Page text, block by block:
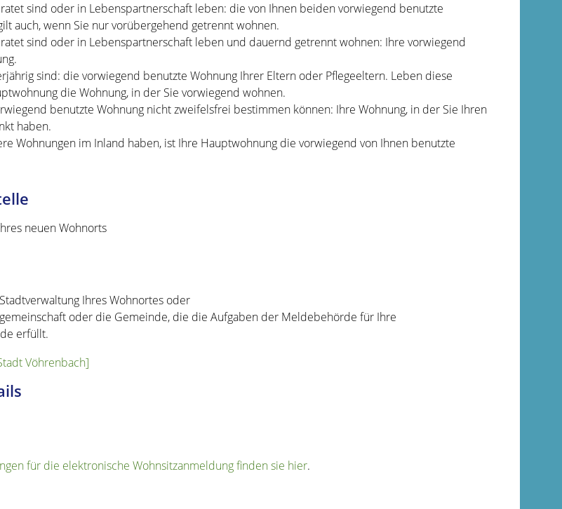
sind oder in Lebenspartnerschaft leben: die von Ihnen beiden vorwiegend benutzte
auch, wenn Sie nur vorübergehend getrennt wohnen.
sind oder in Lebenspartnerschaft leben und dauernd getrennt wohnen: Ihre vorwiegend
sind: die vorwiegend benutzte Wohnung Ihrer Eltern oder Pflegeeltern. Leben diese
die Wohnung, in der Sie vorwiegend wohnen.
benutzte Wohnung nicht zweifelsfrei bestimmen können: Ihre Wohnung, in der Sie Ihren
haben.
Wohnungen im Inland haben, ist Ihre Hauptwohnung die vorwiegend von Ihnen benutzte
neuen Wohnorts
Ihres Wohnortes oder
oder die Gemeinde, die die Aufgaben der Meldebehörde für Ihre
erfüllt.
Vöhrenbach]
für die elektronische Wohnsitzanmeldung finden sie hier.